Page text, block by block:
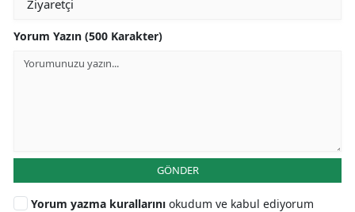
Yorum Yazın (500 Karakter)
GÖNDER
Yorum yazma kurallarını okudum ve kabul ediyorum